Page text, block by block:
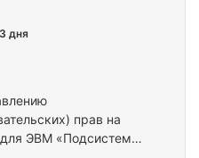
прав на
ЭВМ «Подсистема
дня